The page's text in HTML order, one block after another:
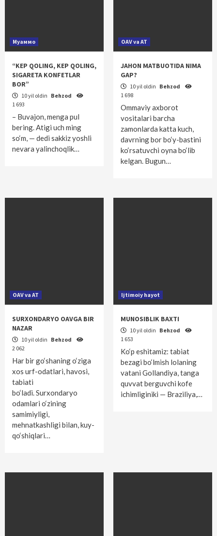
Муаммо
“KEP QOLING, KEP QOLING,
SIGARETA KONFETLAR
BOR”
10 yil oldin Behzod
1 693
– Buvajon, menga pul
bering. Atigi uch ming
so‘m, — dedi sakkiz yoshli
nevara yalinchoqlik…
OAV va AT
JAHON MATBUOTIDA NIMA
GAP?
10 yil oldin Behzod
1 698
Ommaviy axborot
vositalari barcha
zamonlarda katta kuch,
davrning bor bo‘y-bastini
ko‘rsatuvchi oyna bo‘lib
kelgan. Bugun…
OAV va AT
SURXONDARYO OAVGA BIR
NAZAR
10 yil oldin Behzod
2 062
Har bir go‘shaning o‘ziga
xos urf-odatlari, havosi,
tabiati
bo‘ladi. Surxondaryo
odamlari o‘zining
samimiyligi,
mehnatkashligi bilan, kuy-
qo‘shiqlari…
Ijtimoiy hayot
MUNOSIBLIK BAXTI
10 yil oldin Behzod
1 653
Ko‘p eshitamiz: tabiat
bezagi bo‘lmish lolaning
vatani Gollandiya, tanga
quvvat berguvchi kofe
ichimliginiki — Braziliya,…